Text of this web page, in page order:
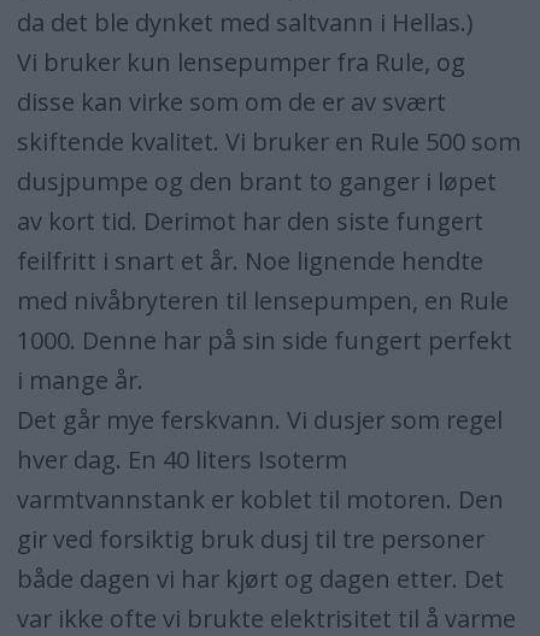
da det ble dynket med saltvann i Hellas.)
Vi bruker kun lensepumper fra Rule, og
disse kan virke som om de er av svært
skiftende kvalitet. Vi bruker en Rule 500 som
dusjpumpe og den brant to ganger i løpet
av kort tid. Derimot har den siste fungert
feilfritt i snart et år. Noe lignende hendte
med nivåbryteren til lensepumpen, en Rule
1000. Denne har på sin side fungert perfekt
i mange år.
Det går mye ferskvann. Vi dusjer som regel
hver dag. En 40 liters Isoterm
varmtvannstank er koblet til motoren. Den
gir ved forsiktig bruk dusj til tre personer
både dagen vi har kjørt og dagen etter. Det
var ikke ofte vi brukte elektrisitet til å varme